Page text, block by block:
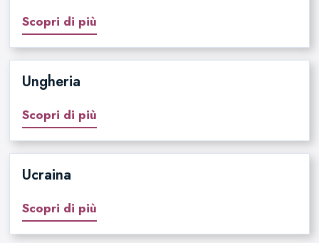
Scopri di più
Ungheria
Scopri di più
Ucraina
Scopri di più